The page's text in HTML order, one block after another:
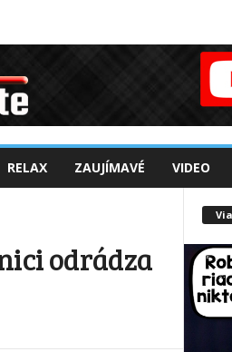
RELAX ZAUJÍMAVÉ VIDEO
odrádza